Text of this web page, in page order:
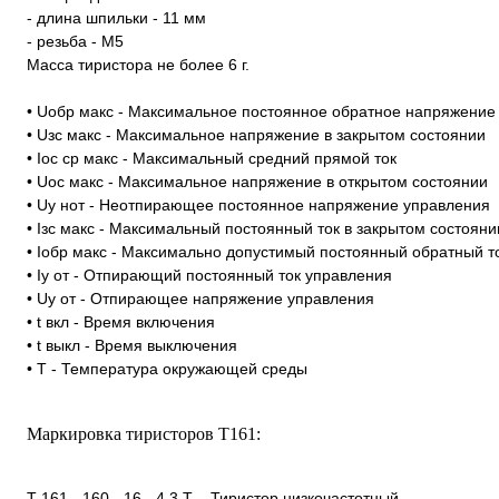
- длина шпильки - 11 мм
- резьба - М5
Масса тиристора не более 6 г.
• Uобр макс - Максимальное постоянное обратное напряжение
• Uзс макс - Максимальное напряжение в закрытом состоянии
• Iос ср макс - Максимальный средний прямой ток
• Uос макс - Максимальное напряжение в открытом состоянии
• Uу нот - Неотпирающее постоянное напряжение управления
• Iзс макс - Максимальный постоянный ток в закрытом
• Iобр макс - Максимально допустимый постоянный обратный
• Iу от - Отпирающий постоянный ток управления
• Uу от - Отпирающее напряжение управления
• t вкл - Время включения
• t выкл - Время выключения
• T - Температура окружающей среды
Маркировка тиристоров Т161: